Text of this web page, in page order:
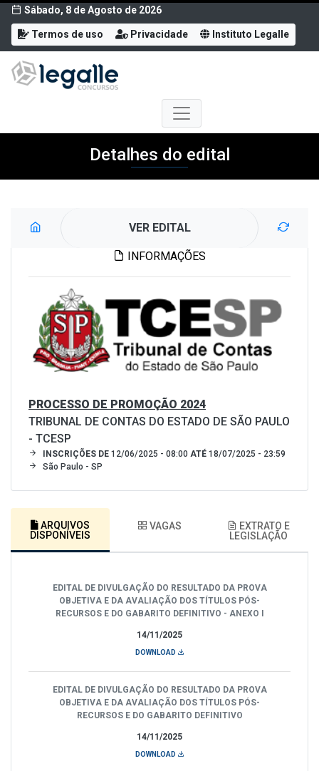
Sábado, 8 de Agosto de 2026
Termos de uso Privacidade Instituto Legalle
Detalhes do edital
VER EDITAL
INFORMAÇÕES
PROCESSO DE PROMOÇÃO 2024
TRIBUNAL DE CONTAS DO ESTADO DE SÃO PAULO
- TCESP
INSCRIÇÕES DE 12/06/2025 - 08:00 ATÉ 18/07/2025 - 23:59
São Paulo - SP
ARQUIVOS
DISPONÍVEIS
VAGAS
EXTRATO E
LEGISLAÇÃO
14/11/2025
EDITAL DE DIVULGAÇÃO DO RESULTADO DA PROVA
OBJETIVA E DA AVALIAÇÃO DOS TÍTULOS PÓS-
RECURSOS E DO GABARITO DEFINITIVO - ANEXO I
DOWNLOAD
14/11/2025
EDITAL DE DIVULGAÇÃO DO RESULTADO DA PROVA
OBJETIVA E DA AVALIAÇÃO DOS TÍTULOS PÓS-
RECURSOS E DO GABARITO DEFINITIVO
DOWNLOAD